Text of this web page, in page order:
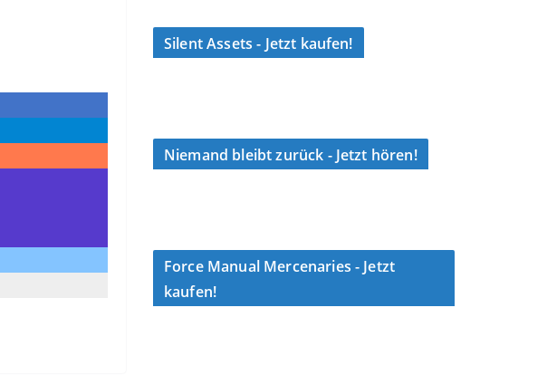
Silent Assets - Jetzt kaufen!
Niemand bleibt zurück - Jetzt hören!
Force Manual Mercenaries - Jetzt
kaufen!